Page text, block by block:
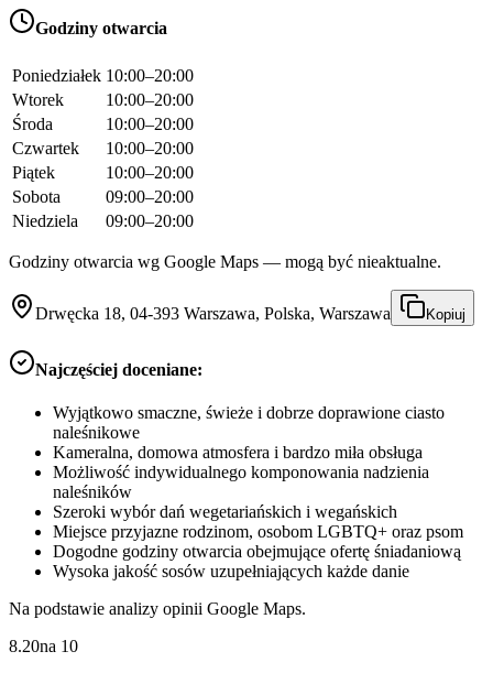
Godziny otwarcia
Poniedziałek 10:00–20:00
Wtorek
10:00–20:00
Środa
10:00–20:00
Czwartek
10:00–20:00
Piątek
10:00–20:00
Sobota
09:00–20:00
Niedziela
09:00–20:00
Godziny otwarcia wg Google Maps — mogą być nieaktualne.
Drwęcka 18, 04-393 Warszawa, Polska, Warszawa Kopiuj
Najczęściej doceniane:
Wyjątkowo smaczne, świeże i dobrze doprawione ciasto
naleśnikowe
Kameralna, domowa atmosfera i bardzo miła obsługa
Możliwość indywidualnego komponowania nadzienia
naleśników
Szeroki wybór dań wegetariańskich i wegańskich
Miejsce przyjazne rodzinom, osobom LGBTQ+ oraz psom
Dogodne godziny otwarcia obejmujące ofertę śniadaniową
Wysoka jakość sosów uzupełniających każde danie
Na podstawie analizy opinii Google Maps.
8.20na 10